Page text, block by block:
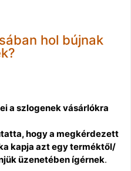
hol bújnak
a szlogenek vásárlókra
hogy a megkérdezett
kapja azt egy terméktől/
üzenetében ígérnek.